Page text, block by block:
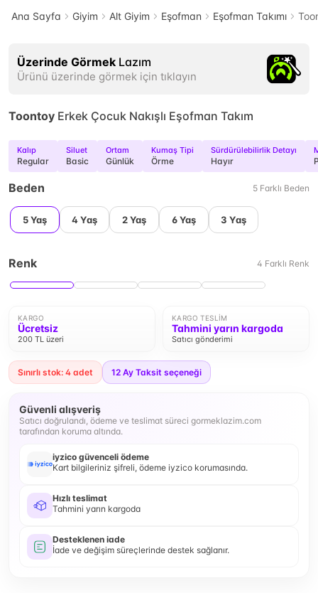
Ana Sayfa Giyim Alt Giyim Eşofman Eşofman Takımı
Üzerinde Görmek Lazım
Ürünü üzerinde görmek için tıklayın
Toontoy Erkek Çocuk Nakışlı Eşofman Takım
Kalıp
Regular
Siluet
Basic
Ortam
Günlük
Kumaş Tipi
Örme
Sürdürülebilirlik Detayı
Hayır
Beden 5 Farklı Beden
5 Yaş 4 Yaş 2 Yaş 6 Yaş 3 Yaş
Renk 4 Farklı Renk
KARGO
Ücretsiz
200 TL üzeri
KARGO TESLIM
Tahmini yarın kargoda
Satıcı gönderimi
Sınırlı stok: 4 adet 12 Ay Taksit seçeneği
Güvenli alışveriş
Satıcı doğrulandı, ödeme ve teslimat süreci gormeklazim.com
tarafından koruma altında.
iyzico güvenceli ödeme
Kart bilgileriniz şifreli, ödeme iyzico korumasında.
Hızlı teslimat
Tahmini yarın kargoda
Desteklenen iade
İade ve değişim süreçlerinde destek sağlanır.